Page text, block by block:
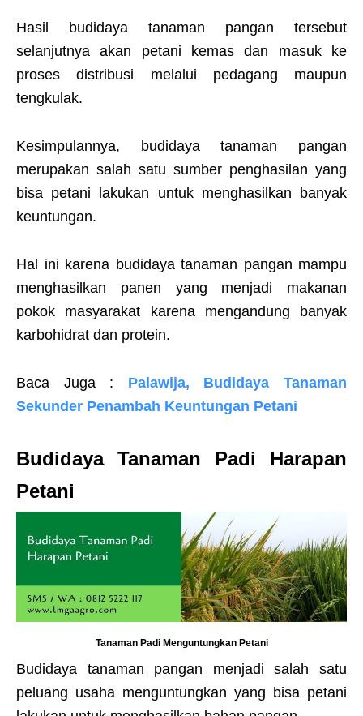
Hasil budidaya tanaman pangan tersebut
selanjutnya akan petani kemas dan masuk ke
proses distribusi melalui pedagang maupun
tengkulak.
Kesimpulannya, budidaya tanaman pangan
merupakan salah satu sumber penghasilan yang
bisa petani lakukan untuk menghasilkan banyak
keuntungan.
Hal ini karena budidaya tanaman pangan mampu
menghasilkan panen yang menjadi makanan
pokok masyarakat karena mengandung banyak
karbohidrat dan protein.
Baca Juga : Palawija, Budidaya Tanaman
Sekunder Penambah Keuntungan Petani
Budidaya Tanaman Padi Harapan
Petani
Tanaman Padi Menguntungkan Petani
Budidaya tanaman pangan menjadi salah satu
peluang usaha menguntungkan yang bisa petani